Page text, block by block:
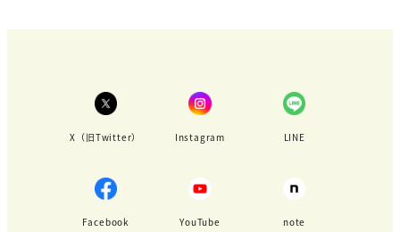
X（旧Twitter） Instagram LINE
Facebook YouTube note